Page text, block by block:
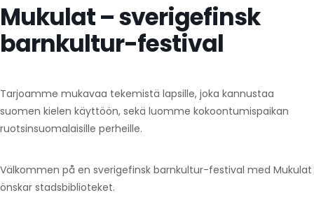
Mukulat – sverigefinsk
barnkultur-festival
Tarjoamme mukavaa tekemistä lapsille, joka kannustaa
suomen kielen käyttöön, sekä luomme kokoontumispaikan
ruotsinsuomalaisille perheille.
Välkommen på en sverigefinsk barnkultur-festival med Mukulat
önskar stadsbiblioteket.